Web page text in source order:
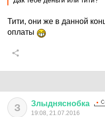
Тити, они же в данной
оплаты
З Злыдняснобка
19:08, 21.07.2016